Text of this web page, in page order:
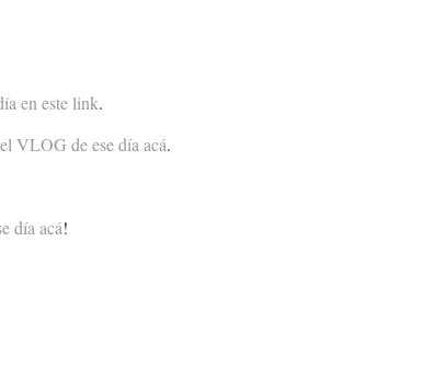
en este link.
el VLOG de ese día acá.
día acá!